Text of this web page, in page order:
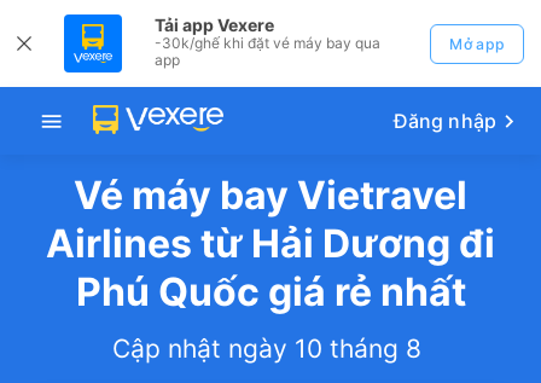
Tải app Vexere
-30k/ghế khi đặt vé máy bay qua
app
Mở app
Đăng nhập
Vé máy bay Vietravel
Airlines từ Hải Dương đi
Phú Quốc giá rẻ nhất
Cập nhật ngày 10 tháng 8